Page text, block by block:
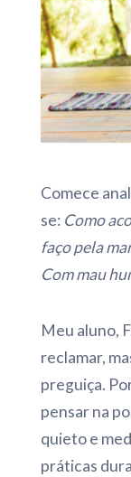
Comece
se: Como
faço pela
Com mau
Meu aluno,
reclamar,
preguiça.
pensar na
quieto e
práticas